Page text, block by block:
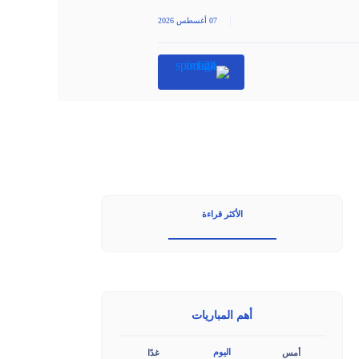
07 أغسطس 2026
الأكثر قراءة
أهم المباريات
أمس اليوم غدًا